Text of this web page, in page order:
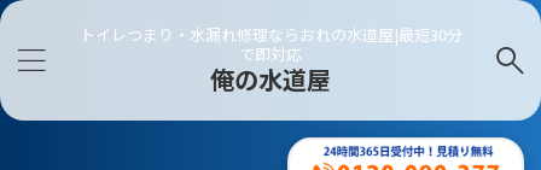
トイレつまり・水漏れ修理ならおれの水道屋|最短30分
で即対応
俺の水道屋